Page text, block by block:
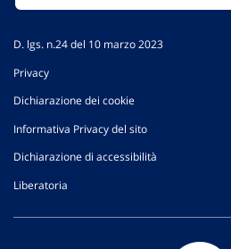
D. lgs. n.24 del 10 marzo 2023
Privacy
Dichiarazione dei cookie
Informativa Privacy del sito
Dichiarazione di accessibilità
Liberatoria